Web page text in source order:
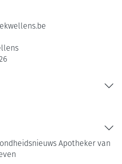
Apotheker van